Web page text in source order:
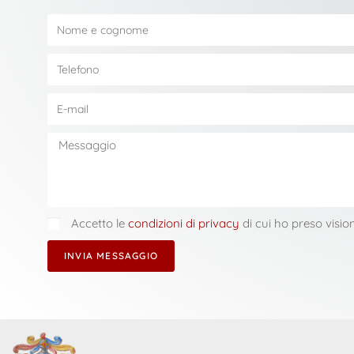
Accetto le condizioni di privacy di cui ho preso
INVIA MESSAGGIO